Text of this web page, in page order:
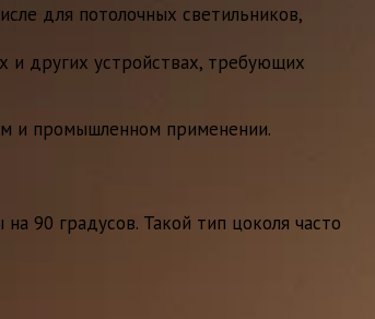
для потолочных светильников,
и других устройствах, требующих
и промышленном применении.
90 градусов. Такой тип цоколя часто